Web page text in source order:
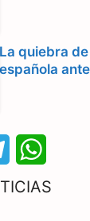
La quiebra
española
e
h